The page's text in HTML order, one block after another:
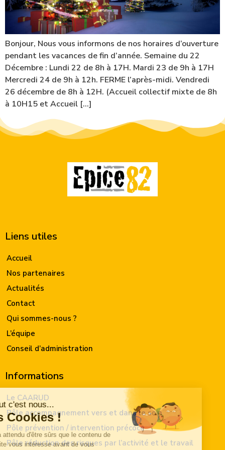
Bonjour, Nous vous informons de nos horaires d’ouverture
pendant les vacances de fin d’année. Semaine du 22
Décembre : Lundi 22 de 8h à 17H. Mardi 23 de 9h à 17H
Mercredi 24 de 9h à 12h. FERME l’après-midi. Vendredi
26 décembre de 8h à 12H. (Accueil collectif mixte de 8h
à 10H15 et Accueil […]
Liens utiles
Accueil
Nos partenaires
Actualités
Contact
Qui sommes-nous ?
L’équipe
Conseil d’administration
Informations
Le CAARUD
Pôle accompagnement vers et dans le soin
Pôle prévention / intervention précoce
Pôle réduction des risques par l’activité et le travail